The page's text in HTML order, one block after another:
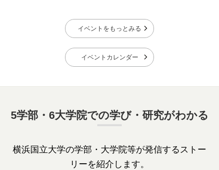
イベントをもっとみる
イベントカレンダー
5学部・6大学院での学び・研究がわかる
横浜国立大学の学部・大学院等が発信するストー
リーを紹介します。